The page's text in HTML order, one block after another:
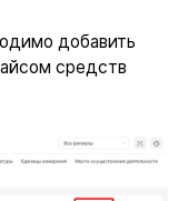
добавить
средств